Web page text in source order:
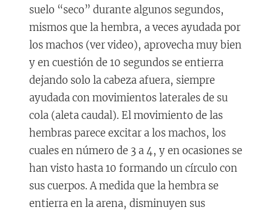
suelo “seco” durante algunos segundos,
mismos que la hembra, a veces ayudada por
los machos (ver video), aprovecha muy bien
y en cuestión de 10 segundos se entierra
dejando solo la cabeza afuera, siempre
ayudada con movimientos laterales de su
cola (aleta caudal). El movimiento de las
hembras parece excitar a los machos, los
cuales en número de 3 a 4, y en ocasiones se
han visto hasta 10 formando un círculo con
sus cuerpos. A medida que la hembra se
entierra en la arena, disminuyen sus